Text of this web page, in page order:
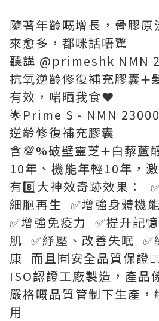
隨著年齡嘅增長，骨膠原
來愈多，都咪話唔驚
聽講 @primeshk NMN
抗氧逆齡修復補充膠囊➕
有效，啱晒我食❤️
🌟Prime S - NMN
逆齡修復補充膠囊
含💯%破壁靈芝➕白藜蘆
10年、機能年輕10年，
有8️⃣大神效奇跡效果：
細胞再生 ✅增強身體機
✅增強免疫力 ✅提升記
肌 ✅紓壓、改善失眠 ✅
康 而且🈶安全品質保證
ISO認證工廠製造，產品
嚴格嘅品質管制下生產，
用